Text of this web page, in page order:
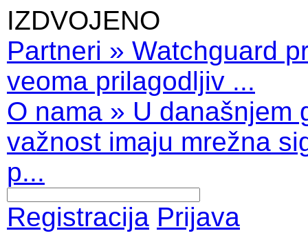
IZDVOJENO
Partneri » Watchguard
veoma prilagodljiv ...
O nama » U današnjem
važnost imaju mrežna
p...
Registracija Prijava